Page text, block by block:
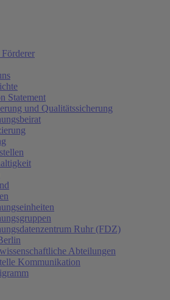
Statement
und Qualitätssicherung
Ruhr (FDZ)
Abteilungen
Kommunikation